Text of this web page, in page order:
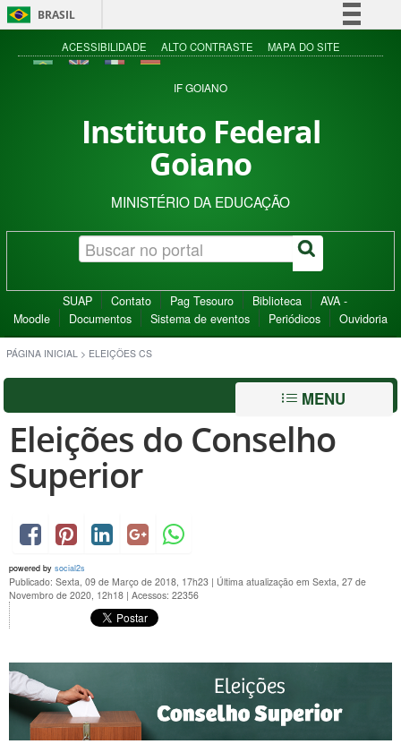
BRASIL
Simplifique!
Acesso à informação
ACESSIBILIDADE ALTO CONTRASTE MAPA DO SITE
IF GOIANO
Instituto Federal
Goiano
MINISTÉRIO DA EDUCAÇÃO
SUAP Contato Pag Tesouro Biblioteca
AVA -
Moodle
Documentos Sistema de eventos Periódicos Ouvidoria
PÁGINA INICIAL > ELEIÇÕES CS
MENU
Eleições do Conselho
Superior
powered by social2s
Publicado: Sexta, 09 de Março de 2018, 17h23 | Última atualização em Sexta, 27 de
Novembro de 2020, 12h18 | Acessos: 22356